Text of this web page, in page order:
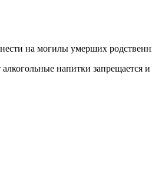
на могилы умерших
напитки запрещается